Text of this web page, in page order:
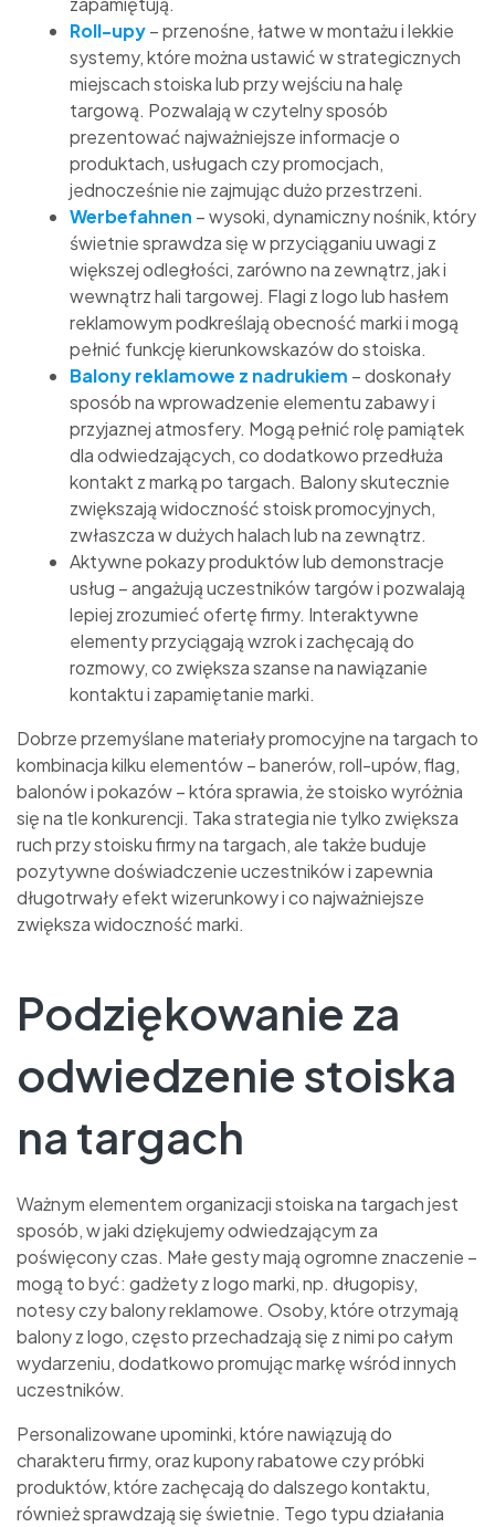
Roll-upy– przenośne, łatwe w montażu i lekkie
systemy, które można ustawić w strategicznych
miejscach stoiska lub przy wejściu na halę
targową. Pozwalają w czytelny sposób
prezentować najważniejsze informacje o
produktach, usługach czy promocjach,
jednocześnie nie zajmując dużo przestrzeni.
Werbefahnen – wysoki, dynamiczny nośnik, który
świetnie sprawdza się w przyciąganiu uwagi z
większej odległości, zarówno na zewnątrz, jak i
wewnątrz hali targowej. Flagi z logo lub hasłem
reklamowym podkreślają obecność marki i mogą
pełnić funkcję kierunkowskazów do stoiska.
Balony reklamowe z nadrukiem – doskonały
sposób na wprowadzenie elementu zabawy i
przyjaznej atmosfery. Mogą pełnić rolę pamiątek
dla odwiedzających, co dodatkowo przedłuża
kontakt z marką po targach. Balony skutecznie
zwiększają widoczność stoisk promocyjnych,
zwłaszcza w dużych halach lub na zewnątrz.
Aktywne pokazy produktów lub demonstracje
usług – angażują uczestników targów i pozwalają
lepiej zrozumieć ofertę firmy. Interaktywne
elementy przyciągają wzrok i zachęcają do
rozmowy, co zwiększa szanse na nawiązanie
kontaktu i zapamiętanie marki.
Dobrze przemyślane materiały promocyjne na targach to
kombinacja kilku elementów – banerów, roll-upów, flag,
balonów i pokazów – która sprawia, że stoisko wyróżnia
się na tle konkurencji. Taka strategia nie tylko zwiększa
ruch przy stoisku firmy na targach, ale także buduje
pozytywne doświadczenie uczestników i zapewnia
długotrwały efekt wizerunkowy i co najważniejsze
zwiększa widoczność marki.
Podziękowanie za
odwiedzenie stoiska
na targach
Ważnym elementem organizacji stoiska na targach jest
sposób, w jaki dziękujemy odwiedzającym za
poświęcony czas. Małe gesty mają ogromne znaczenie –
mogą to być: gadżety z logo marki, np. długopisy,
notesy czy balony reklamowe. Osoby, które otrzymają
balony z logo, często przechadzają się z nimi po całym
wydarzeniu, dodatkowo promując markę wśród innych
uczestników.
Personalizowane upominki, które nawiązują do
charakteru firmy, oraz kupony rabatowe czy próbki
produktów, które zachęcają do dalszego kontaktu,
również sprawdzają się świetnie. Tego typu działania